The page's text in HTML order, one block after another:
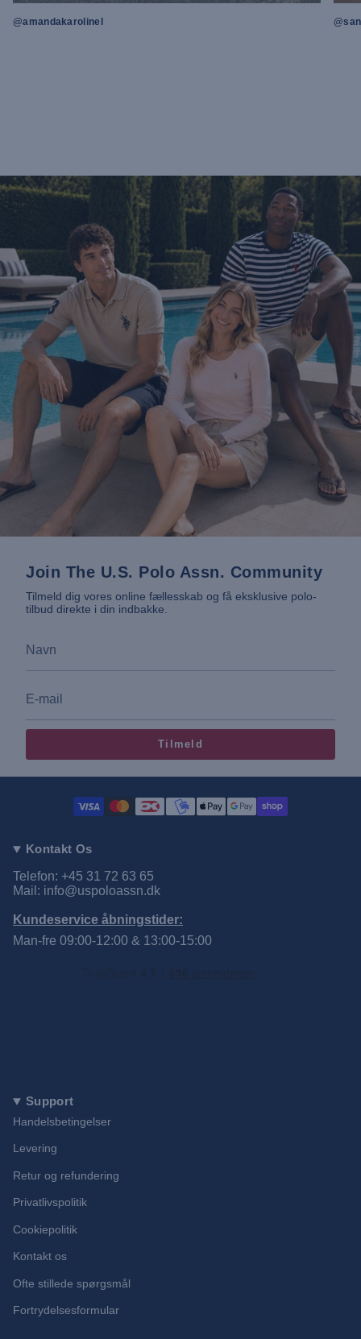
@amandakarolinel
Join The U.S. Polo Assn. Community
Tilmeld dig vores online fællesskab og få eksklusive polo-
tilbud direkte i din indbakke.
Tilmeld
Kontakt Os
Telefon: +45 31 72 63 65
Mail: info@uspoloassn.dk
Kundeservice åbningstider:
Man-fre 09:00-12:00 & 13:00-15:00
Support
Handelsbetingelser
Levering
Retur og refundering
Privatlivspolitik
Cookiepolitik
Kontakt os
Ofte stillede spørgsmål
Fortrydelsesformular